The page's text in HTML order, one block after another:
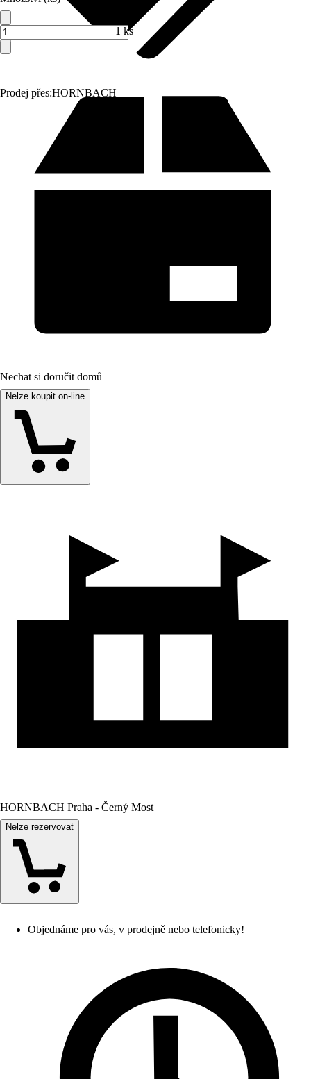
Prodej přes:HORNBACH
1 ks
Nechat si doručit domů
Nelze koupit on-line
HORNBACH Praha - Černý Most
Nelze rezervovat
Objednáme pro vás, v prodejně nebo telefonicky!